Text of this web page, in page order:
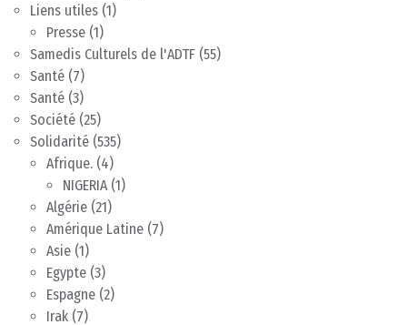
Liens utiles (1)
Presse (1)
Samedis Culturels de l'ADTF (55)
Santé (7)
Santé (3)
Société (25)
Solidarité (535)
Afrique. (4)
NIGERIA(1)
Algérie (21)
Amérique Latine (7)
Asie (1)
Egypte (3)
Espagne (2)
Irak (7)